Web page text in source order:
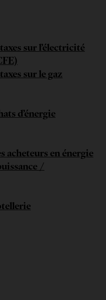
sur l’électricité
sur le gaz
d’énergie
acheteurs en énergie
/